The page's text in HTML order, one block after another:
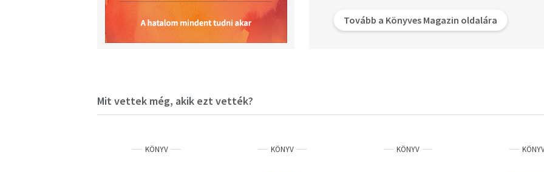
emlékeibe.
Tovább a Könyves Magazin oldalára
Mit vettek még, akik ezt vették?
KÖNYV KÖNYV KÖNYV